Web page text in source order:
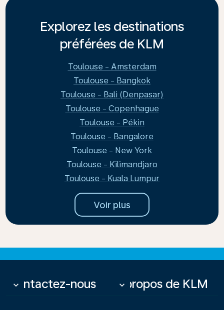
Explorez les destinations
préférées de KLM
Toulouse - Amsterdam
Toulouse - Bangkok
Toulouse - Bali (Denpasar)
Toulouse - Copenhague
Toulouse - Pékin
Toulouse - Bangalore
Toulouse - New York
Toulouse - Kilimandjaro
Toulouse - Kuala Lumpur
Voir plus
Contactez-nous
keyboard_arrow_down À propos de KLM
keyboard_arrow_down